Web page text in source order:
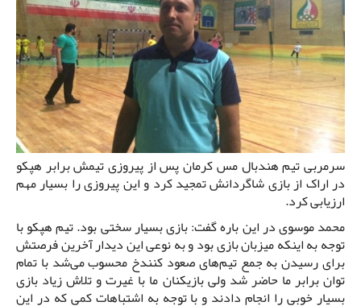
سرمربی تیم هندبال مس کرمان پس از پیروزی تیمش برابر هپکو
در اراک از بازی شاگردانش تمجید کرد و این پیروزی را بسیار مهم
ارزیابی کرد.
محمد موسوی در این باره گفت: بازی بسیار سختی بود. تیم هپکو با
توجه به اینکه میزبان بازی بود و به نوعی این دیدار آخرین فرصتش
برای رسیدن به جمع تیم‌های صعود کنندخ محسوب می‌شد با تمام
توان برابر ما حاضر شد ولی بازیکنان ما با غیرت و تلاش زیاد بازی
بسیار خوبی را انجام دادند و با توجه به اشتباهات کمی که در این